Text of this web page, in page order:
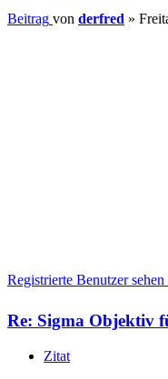
Beitrag von derfred »
Registrierte Benutzer
Re: Sigma Objektiv
Zitat